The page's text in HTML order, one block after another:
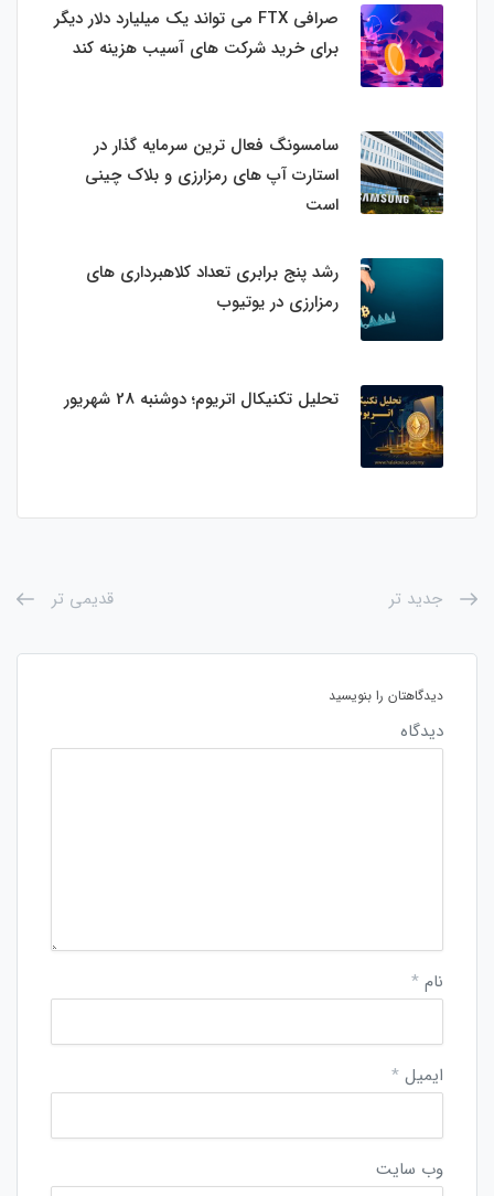
صرافی FTX می تواند یک میلیارد دلار دیگر
برای خرید شرکت های آسیب هزینه کند
سامسونگ فعال‌ ترین سرمایه‌ گذار در
استارت‌ آپ‌ های رمزارزی و بلاک چینی
است
رشد پنج برابری تعداد کلاهبرداری های
رمزارزی در یوتیوب
تحلیل تکنیکال اتریوم؛ دوشنبه 28 شهریور
جدید تر قدیمی تر
دیدگاهتان را بنویسید
دیدگاه
نام *
ایمیل *
وب‌ سایت